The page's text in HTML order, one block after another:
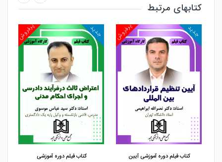
کتابهای مرتبط
مشاهده و خرید
پرفروش جدید
مشاهده و خرید
کتاب فیلم دوره آموزشی آیین
پرفروش جدید
کتاب فیلم دوره آموزشی